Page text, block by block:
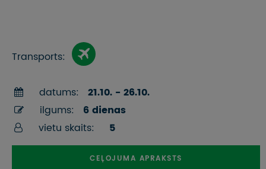
Transports:
datums:
21.10. - 26.10.
ilgums:
6 dienas
vietu skaits:
5
CEĻOJUMA APRAKSTS